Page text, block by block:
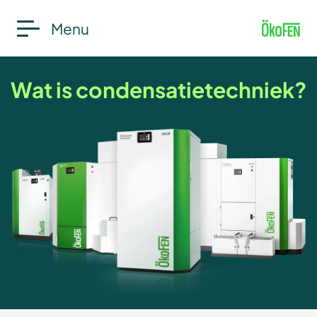
Menu
Wat is condensatietechniek?